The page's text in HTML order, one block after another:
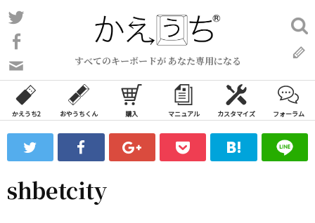
コ
ン
ン
ツ
ス
ッ
すべてのキーボードが あなた専用になる
い
合
わ
フ
ォ
ム
検
索:
かえうち2 おやうちくん 購入 マニュアル カスタマイズ フォーラム
shbetcity